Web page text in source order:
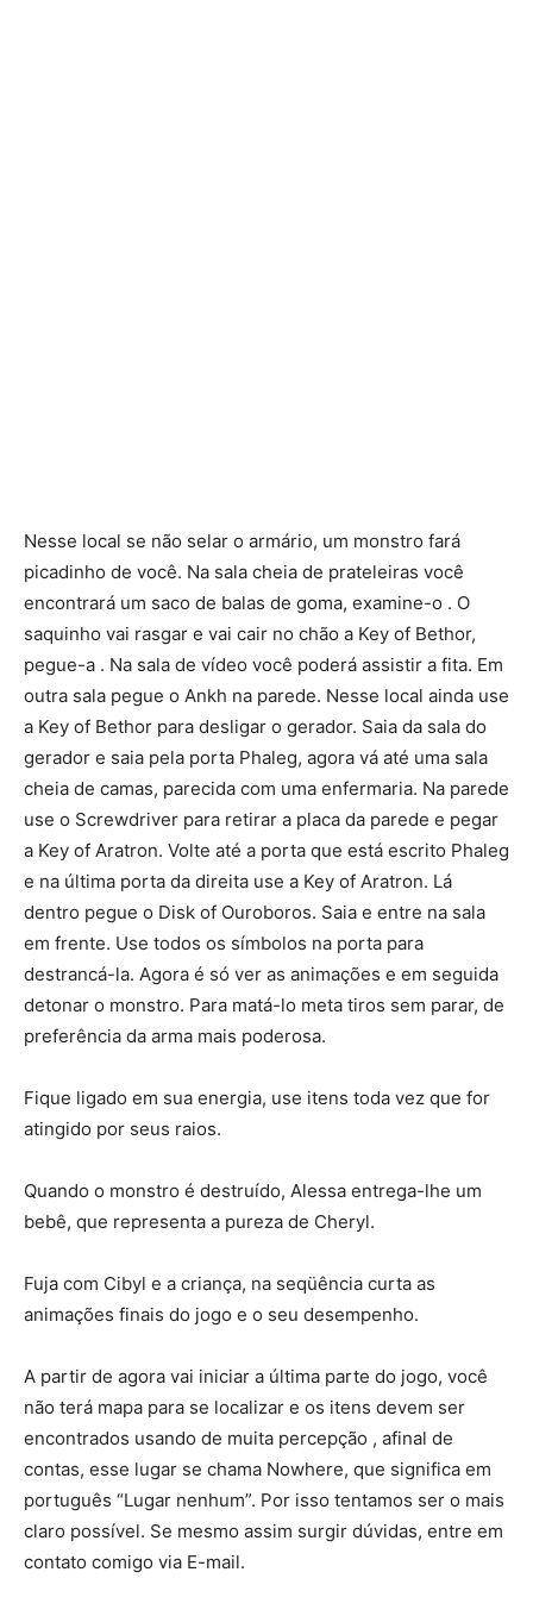
Nesse local se não selar o armário, um monstro fará
picadinho de você. Na sala cheia de prateleiras você
encontrará um saco de balas de goma, examine-o . O
saquinho vai rasgar e vai cair no chão a Key of Bethor,
pegue-a . Na sala de vídeo você poderá assistir a fita. Em
outra sala pegue o Ankh na parede. Nesse local ainda use
a Key of Bethor para desligar o gerador. Saia da sala do
gerador e saia pela porta Phaleg, agora vá até uma sala
cheia de camas, parecida com uma enfermaria. Na parede
use o Screwdriver para retirar a placa da parede e pegar
a Key of Aratron. Volte até a porta que está escrito Phaleg
e na última porta da direita use a Key of Aratron. Lá
dentro pegue o Disk of Ouroboros. Saia e entre na sala
em frente. Use todos os símbolos na porta para
destrancá-la. Agora é só ver as animações e em seguida
detonar o monstro. Para matá-lo meta tiros sem parar, de
preferência da arma mais poderosa.
Fique ligado em sua energia, use itens toda vez que for
atingido por seus raios.
Quando o monstro é destruído, Alessa entrega-lhe um
bebê, que representa a pureza de Cheryl.
Fuja com Cibyl e a criança, na seqüência curta as
animações finais do jogo e o seu desempenho.
A partir de agora vai iniciar a última parte do jogo, você
não terá mapa para se localizar e os itens devem ser
encontrados usando de muita percepção , afinal de
contas, esse lugar se chama Nowhere, que significa em
português “Lugar nenhum”. Por isso tentamos ser o mais
claro possível. Se mesmo assim surgir dúvidas, entre em
contato comigo via E-mail.